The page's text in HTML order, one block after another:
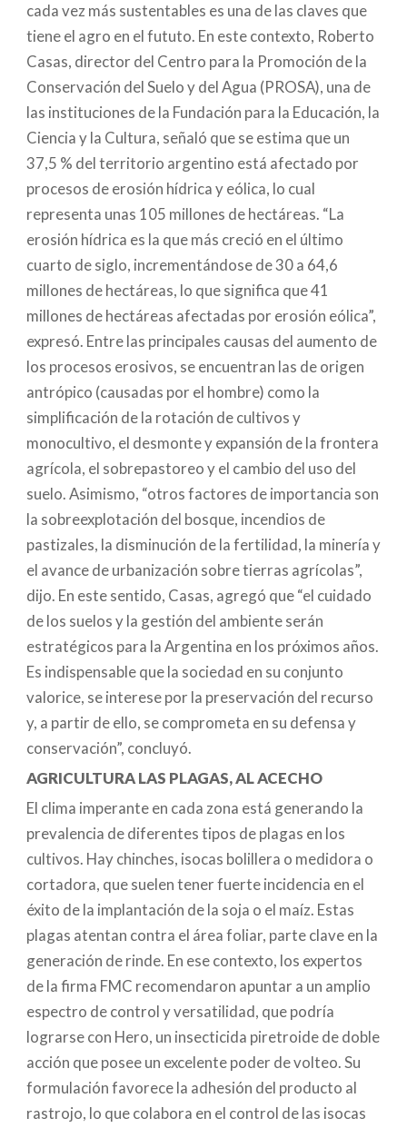
cada vez más sustentables es una de las claves que
tiene el agro en el fututo. En este contexto, Roberto
Casas, director del Centro para la Promoción de la
Conservación del Suelo y del Agua (PROSA), una de
las instituciones de la Fundación para la Educación, la
Ciencia y la Cultura, señaló que se estima que un
37,5 % del territorio argentino está afectado por
procesos de erosión hídrica y eólica, lo cual
representa unas 105 millones de hectáreas. “La
erosión hídrica es la que más creció en el último
cuarto de siglo, incrementándose de 30 a 64,6
millones de hectáreas, lo que significa que 41
millones de hectáreas afectadas por erosión eólica”,
expresó. Entre las principales causas del aumento de
los procesos erosivos, se encuentran las de origen
antrópico (causadas por el hombre) como la
simplificación de la rotación de cultivos y
monocultivo, el desmonte y expansión de la frontera
agrícola, el sobrepastoreo y el cambio del uso del
suelo. Asimismo, “otros factores de importancia son
la sobreexplotación del bosque, incendios de
pastizales, la disminución de la fertilidad, la minería y
el avance de urbanización sobre tierras agrícolas”,
dijo. En este sentido, Casas, agregó que “el cuidado
de los suelos y la gestión del ambiente serán
estratégicos para la Argentina en los próximos años.
Es indispensable que la sociedad en su conjunto
valorice, se interese por la preservación del recurso
y, a partir de ello, se comprometa en su defensa y
conservación”, concluyó.
AGRICULTURA LAS PLAGAS, AL ACECHO
El clima imperante en cada zona está generando la
prevalencia de diferentes tipos de plagas en los
cultivos. Hay chinches, isocas bolillera o medidora o
cortadora, que suelen tener fuerte incidencia en el
éxito de la implantación de la soja o el maíz. Estas
plagas atentan contra el área foliar, parte clave en la
generación de rinde. En ese contexto, los expertos
de la firma FMC recomendaron apuntar a un amplio
espectro de control y versatilidad, que podría
lograrse con Hero, un insecticida piretroide de doble
acción que posee un excelente poder de volteo. Su
formulación favorece la adhesión del producto al
rastrojo, lo que colabora en el control de las isocas